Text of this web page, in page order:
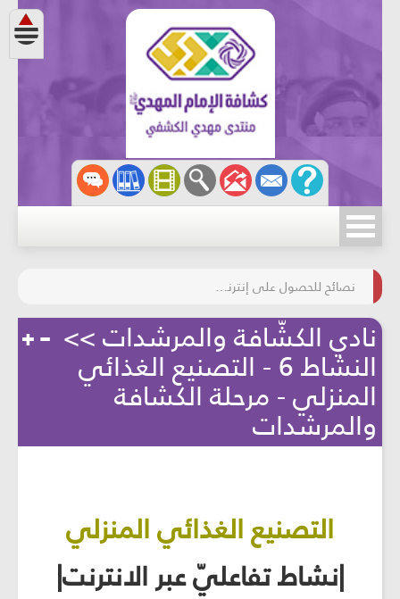
مسابقة الركب الحسينيّ
المحافظة على البيئة
نصائح للحصول على إنترنت آمن
نادي الكشّافة والمرشدات >>
النشاط 6 - التصنيع الغذائي
المنزلي - مرحلة الكشافة
والمرشدات
التصنيع الغذائي المنزلي
|نشاط تفاعليّ عبر الانترنت|